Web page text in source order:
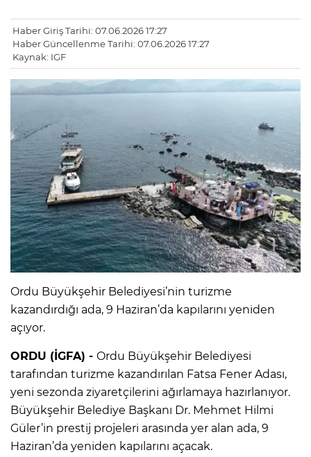
Haber Giriş Tarihi: 07.06.2026 17:27
Haber Güncellenme Tarihi: 07.06.2026 17:27
Kaynak: IGF
Ordu Büyükşehir Belediyesi’nin turizme
kazandırdığı ada, 9 Haziran’da kapılarını yeniden
açıyor.
ORDU (İGFA) - Ordu Büyükşehir Belediyesi
tarafından turizme kazandırılan Fatsa Fener Adası,
yeni sezonda ziyaretçilerini ağırlamaya hazırlanıyor.
Büyükşehir Belediye Başkanı Dr. Mehmet Hilmi
Güler’in prestij projeleri arasında yer alan ada, 9
Haziran’da yeniden kapılarını açacak.